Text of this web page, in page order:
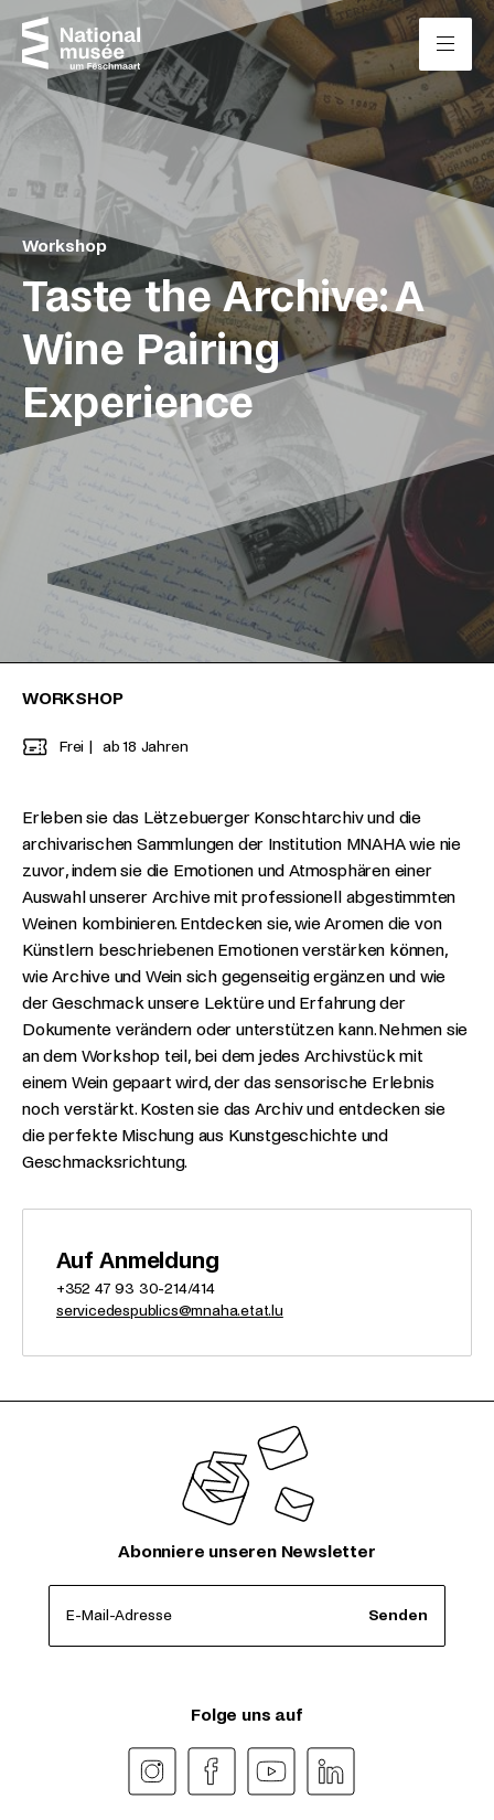
Zum Inhalt springen
Taste the Archive: A
Wine Pairing
Experience
Workshop
WORKSHOP
Frei ab 18 Jahren
Erleben sie das Lëtzebuerger Konschtarchiv und die
archivarischen Sammlungen der Institution MNAHA wie nie
zuvor, indem sie die Emotionen und Atmosphären einer
Auswahl unserer Archive mit professionell abgestimmten
Weinen kombinieren. Entdecken sie, wie Aromen die von
Künstlern beschriebenen Emotionen verstärken können,
wie Archive und Wein sich gegenseitig ergänzen und wie
der Geschmack unsere Lektüre und Erfahrung der
Dokumente verändern oder unterstützen kann. Nehmen sie
an dem Workshop teil, bei dem jedes Archivstück mit
einem Wein gepaart wird, der das sensorische Erlebnis
noch verstärkt. Kosten sie das Archiv und entdecken sie
die perfekte Mischung aus Kunstgeschichte und
Geschmacksrichtung.
Auf Anmeldung
+352 47 93 30-214/414
servicedespublics@mnaha.etat.lu
Abonniere unseren Newsletter
E-Mail-Adresse Senden
Folge uns auf
Cookie-Einstellungen